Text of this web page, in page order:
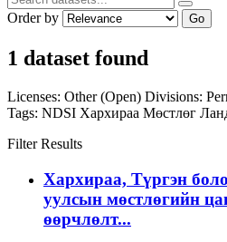
Order by Go
1 dataset found
Licenses: Other (Open) Divisions:
Tags: NDSI Хархираа Мөстлөг
Filter Results
Хархираа, Түргэн
уулсын мөстлөгийн
өөрчлөлт...